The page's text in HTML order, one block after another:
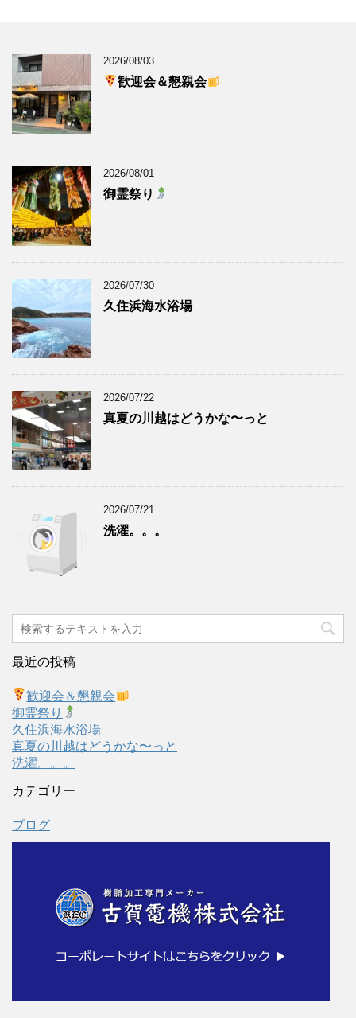
2026/08/03
歓迎会＆懇親会
2026/08/01
御霊祭り
2026/07/30
久住浜海水浴場
2026/07/22
真夏の川越はどうかな〜っと
2026/07/21
洗濯。。。
最近の投稿
歓迎会＆懇親会
御霊祭り
久住浜海水浴場
真夏の川越はどうかな〜っと
洗濯。。。
カテゴリー
ブログ